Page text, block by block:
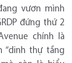
vươn mình
đứng thứ 2
chính là
“dinh thự tầng